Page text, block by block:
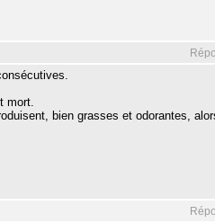
mort.
bien grasses et odorantes,